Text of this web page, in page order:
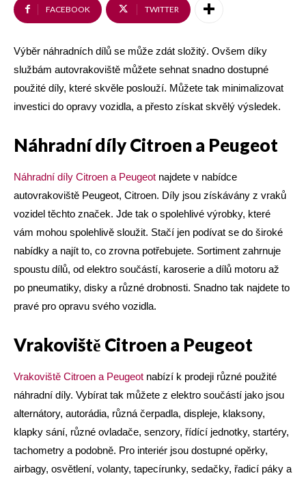
FACEBOOK TWITTER
Výběr náhradních dílů se může zdát složitý. Ovšem díky
službám autovrakoviště můžete sehnat snadno dostupné
použité díly, které skvěle poslouží. Můžete tak minimalizovat
investici do opravy vozidla, a přesto získat skvělý výsledek.
Náhradní díly Citroen a Peugeot
Náhradní díly Citroen a Peugeot najdete v nabídce
autovrakoviště Peugeot, Citroen. Díly jsou získávány z vraků
vozidel těchto značek. Jde tak o spolehlivé výrobky, které
vám mohou spolehlivě sloužit. Stačí jen podívat se do široké
nabídky a najít to, co zrovna potřebujete. Sortiment zahrnuje
spoustu dílů, od elektro součástí, karoserie a dílů motoru až
po pneumatiky, disky a různé drobnosti. Snadno tak najdete to
pravé pro opravu svého vozidla.
Vrakoviště Citroen a Peugeot
Vrakoviště Citroen a Peugeot nabízí k prodeji různé použité
náhradní díly. Vybírat tak můžete z elektro součástí jako jsou
alternátory, autorádia, různá čerpadla, displeje, klaksony,
klapky sání, různé ovladače, senzory, řídící jednotky, startéry,
tachometry a podobně. Pro interiér jsou dostupné opěrky,
airbagy, osvětlení, volanty, tapecírunky, sedačky, řadicí páky a